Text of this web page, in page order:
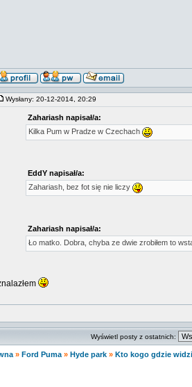
Wysłany: 20-12-2014, 20:29
Zahariash napisał/a:
Kilka Pum w Pradze w Czechach
EddY napisał/a:
Zahariash, bez fot się nie liczy
Zahariash napisał/a:
Ło matko. Dobra, chyba ze dwie zrobiłem to
Wyświetl posty z ostatnich:
» Ford Puma » Hyde park » Kto kogo gdzie